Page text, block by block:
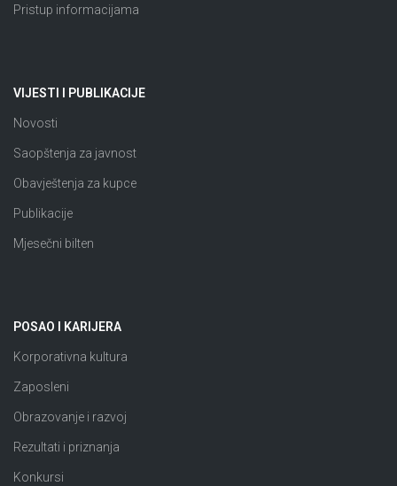
Pristup informacijama
VIJESTI I PUBLIKACIJE
Novosti
Saopštenja za javnost
Obavještenja za kupce
Publikacije
Mjesečni bilten
POSAO I KARIJERA
Korporativna kultura
Zaposleni
Obrazovanje i razvoj
Rezultati i priznanja
Konkursi